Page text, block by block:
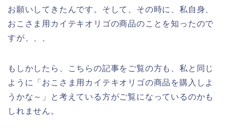
お願いしてきたんです。そして、その時に、私自身、
おこさま用カイテキオリゴの商品のことを知ったので
すが、、、
もしかしたら、こちらの記事をご覧の方も、私と同じ
ように「おこさま用カイテキオリゴの商品を購入しよ
うかな～」と考えている方がご覧になっているのかも
しれません。